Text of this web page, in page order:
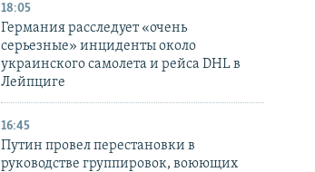
18:05
Германия расследует «очень
серьезные» инциденты около
украинского самолета и рейса DHL в
Лейпциге
16:45
Путин провел перестановки в
руководстве группировок, воюющих